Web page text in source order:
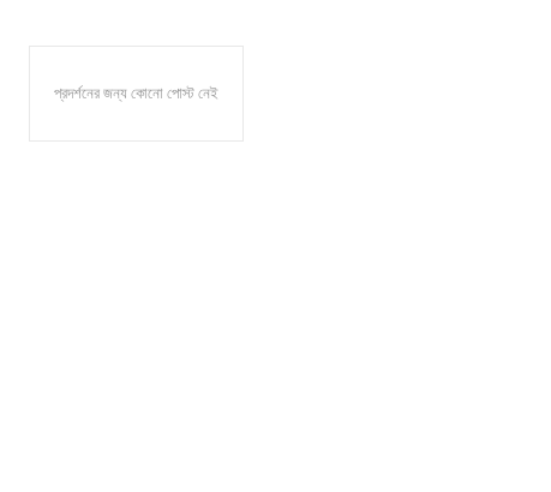
প্রদর্শনের জন্য কোনো পোস্ট নেই